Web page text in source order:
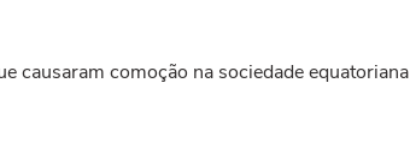
causaram comoção na sociedade